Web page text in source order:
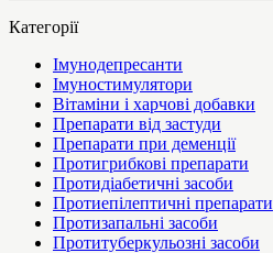
Категорії
Імунодепресанти
Імуностимулятори
Вітаміни і харчові добавки
Препарати від застуди
Препарати при деменції
Протигрибкові препарати
Протидіабетичні засоби
Протиепілептичні препарати
Протизапальні засоби
Протитуберкульозні засоби